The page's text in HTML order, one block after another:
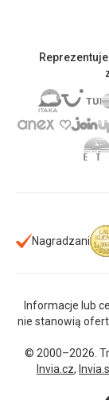
Nagradzani
Informacje lub
nie stanowią
© 2000–2026.
Invia.cz,